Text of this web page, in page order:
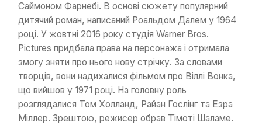
Саймоном Фарнебі. В основі сюжету популярний
дитячий роман, написаний Роальдом Далем у 1964
році. У жовтні 2016 року студія Warner Bros.
Pictures придбала права на персонажа і отримала
змогу зняти про нього нову стрічку. За словами
творців, вони надихалися фільмом про Віллі Вонка,
що вийшов у 1971 році. На головну роль
розглядалися Том Холланд, Райан Гослінг та Езра
Міллер. Зрештою, режисер обрав Тімоті Шаламе.